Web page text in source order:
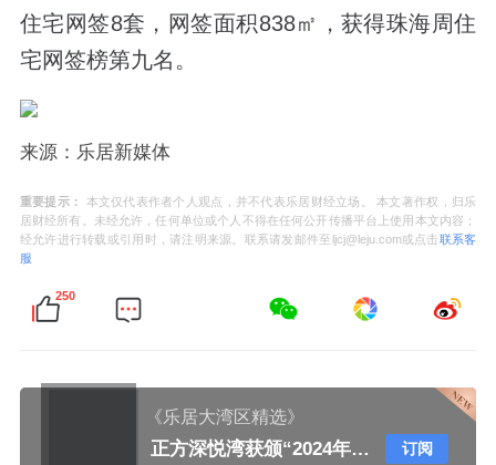
住宅网签8套，网签面积838㎡，获得珠海周住
宅网签榜第九名。
来源：乐居新媒体
重要提示：
本文仅代表作者个人观点，并不代表乐居财经立场。 本文著作权，归乐
居财经所有。未经允许，任何单位或个人不得在任何公开传播平台上使用本文内容；
经允许进行转载或引用时，请注明来源。联系请发邮件至ljcj@leju.com或点击联系客
服
250
《乐居大湾区精选》
正方深悦湾获颁“2024年珠中江澳高质量建筑示范项目”奖牌 订阅